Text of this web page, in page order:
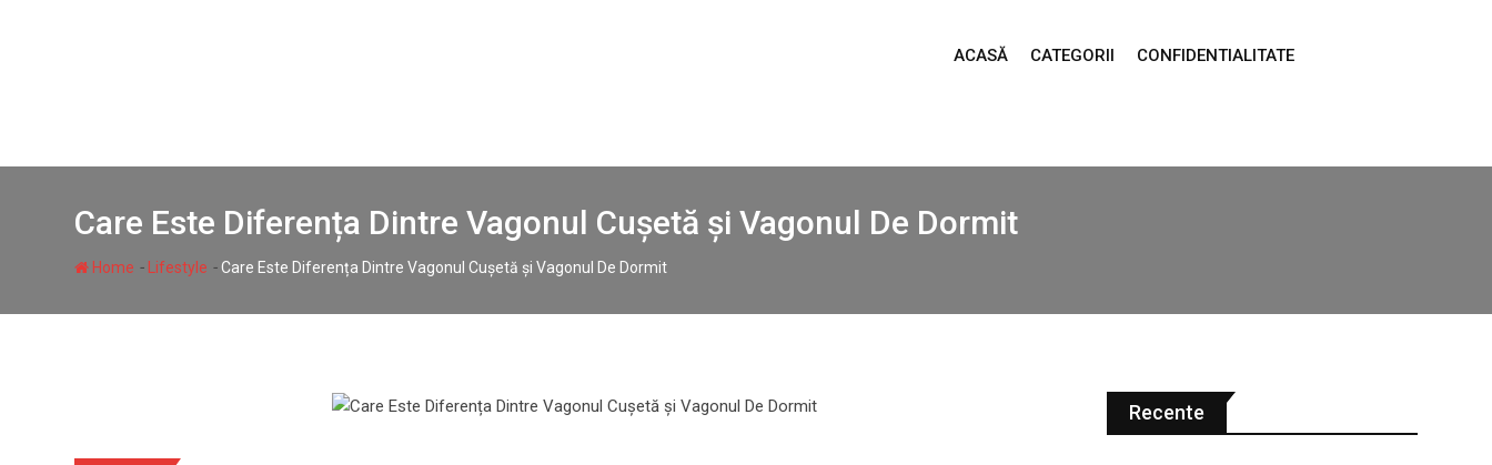
ACASĂ CATEGORII CONFIDENTIALITATE
Care Este Diferența Dintre Vagonul Cușetă și Vagonul De Dormit
Home - Lifestyle -Care Este Diferența Dintre Vagonul Cușetă și Vagonul De Dormit
Recente